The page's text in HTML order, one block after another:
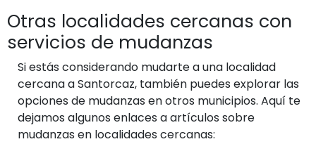
Otras localidades cercanas con
servicios de mudanzas
Si estás considerando mudarte a una localidad
cercana a Santorcaz, también puedes explorar las
opciones de mudanzas en otros municipios. Aquí te
dejamos algunos enlaces a artículos sobre
mudanzas en localidades cercanas: